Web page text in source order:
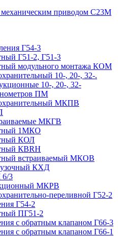
приводом С23М
Г54-3
Г51-2, Г51-3
модульного монтажа КОМ
10-, 20-, 32-.
10-, 20-, 32-
ПМ
МКПВ
МКГВ
1МКО
КОЛ
КВRН
встраиваемый МКОВ
КХД
6/3
МКРВ
переливной Г52-2
Г54-2
ПГ51-2
с обратным клапаном Г66-3
с обратным клапаном Г66-1